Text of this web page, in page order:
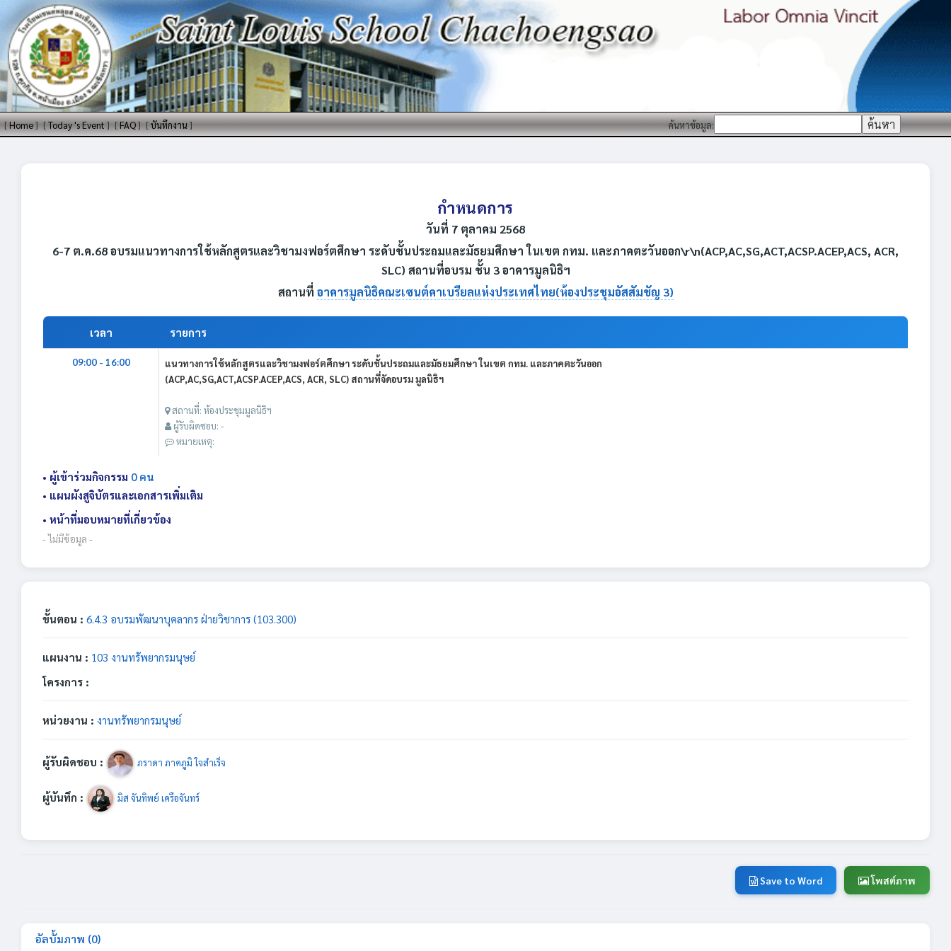
[Home] [Today 's Event] [FAQ] [บันทึกงาน] ค้นหาข้อมูล:
กำหนดการ
วันที่ 7 ตุลาคม 2568
6-7 ต.ค.68 อบรมแนวทางการใช้หลักสูตรและวิชามงฟอร์ตศึกษา ระดับชั้นประถมและมัธยมศึกษา ในเขต กทม. และภาคตะวันออก\r\n(ACP,AC,SG,ACT,ACSP.ACEP,ACS, ACR,
SLC) สถานที่อบรม ชั้น 3 อาคารมูลนิธิฯ
สถานที่ อาคารมูลนิธิคณะเซนต์คาเบรียลแห่งประเทศไทย(ห้องประชุมอัสสัมชัญ 3)
เวลา รายการ
09:00 - 16:00
แนวทางการใช้หลักสูตรและวิชามงฟอร์ตศึกษา ระดับชั้นประถมและมัธยมศึกษา ในเขต กทม. และภาคตะวันออก
(ACP,AC,SG,ACT,ACSP.ACEP,ACS, ACR, SLC) สถานที่จัดอบรม มูลนิธิฯ
สถานที่: ห้องประชุมมูลนิธิฯ
ผู้รับผิดชอบ: -
หมายเหตุ:
• ผู้เข้าร่วมกิจกรรม 0 คน
• แผนผังสูจิบัตรและเอกสารเพิ่มเติม
• หน้าที่มอบหมายที่เกี่ยวข้อง
- ไม่มีข้อมูล -
ขั้นตอน : 6.4.3 อบรมพัฒนาบุคลากร ฝ่ายวิชาการ (103.300)
แผนงาน : 103 งานทรัพยากรมนุษย์
โครงการ :
หน่วยงาน : งานทรัพยากรมนุษย์
ผู้รับผิดชอบ : ภราดา ภาคภูมิ ใจสำเร็จ
ผู้บันทึก : มิส จันทิพย์ เครือจันทร์
Save to Word โพสต์ภาพ
อัลบั้มภาพ (0)